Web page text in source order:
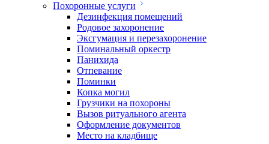
Похоронные услуги
Дезинфекция помещений
Родовое захоронение
Эксгумация и перезахоронение
Поминальный оркестр
Панихида
Отпевание
Поминки
Копка могил
Грузчики на похороны
Вызов ритуального агента
Оформление документов
Место на кладбище